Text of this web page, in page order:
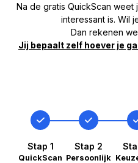
Na de gratis QuickScan
interessant is. Wil
Dan rekenen
Jij bepaalt zelf hoever je
Stap 1
QuickScan
Stap 2
Persoonlijk